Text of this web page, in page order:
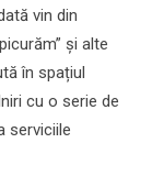
vin din
și alte
în spațiul
cu o serie de
serviciile